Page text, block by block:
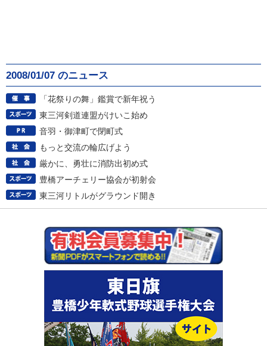
2008/01/07 のニュース
「花祭りの舞」鑑賞で新年祝う
東三河剣道連盟がけいこ始め
音羽・御津町で閉町式
もっと交流の輪広げよう
厳かに、勇壮に消防出初め式
豊橋アーチェリー協会が初射会
東三河リトルがグラウンド開き